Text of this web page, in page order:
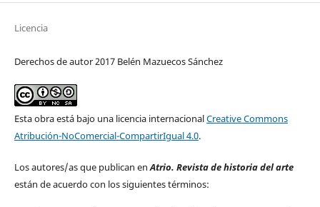
Licencia
Derechos de autor 2017 Belén Mazuecos Sánchez
Esta obra está bajo una licencia internacionalCreative Commons
Atribución-NoComercial-CompartirIgual 4.0.
Los autores/as que publican enAtrio. Revista de historia del arte
están de acuerdo con los siguientes términos: